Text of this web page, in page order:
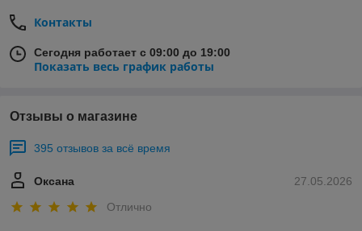
Контакты
Сегодня работает с 09:00 до 19:00
Показать весь график работы
Отзывы о магазине
395 отзывов за всё время
27.05.2026
Оксана
Отлично